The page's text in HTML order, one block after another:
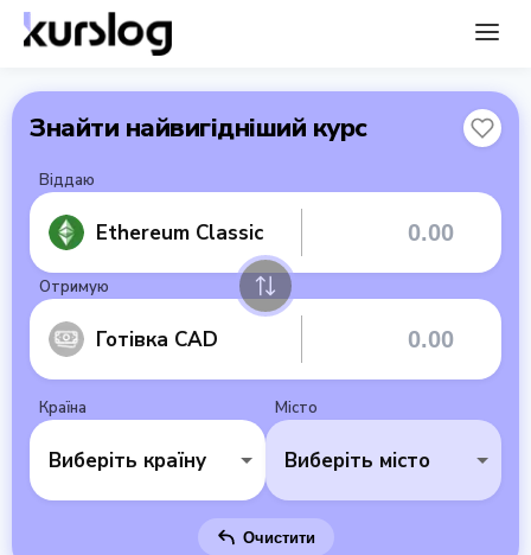
Знайти найвигідніший курс
Віддаю
Ethereum Classic
Отримую
Готівка CAD
Країна
Виберіть країну
Місто
Виберіть місто
Очистити